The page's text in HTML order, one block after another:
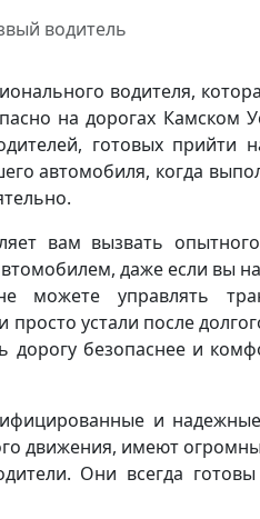
водитель
водителя,
на дорогах Камском
готовых прийти
автомобиля, когда
вам вызвать
даже если вы
можете управлять
просто устали после
дорогу безопаснее и
и
движения, имеют
Они всегда